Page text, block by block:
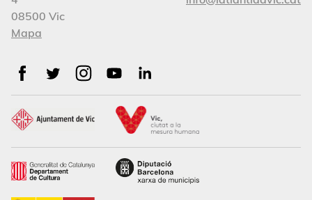
08500 Vic
Mapa